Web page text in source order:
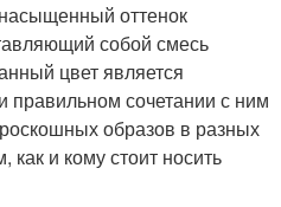
оттенок
собой смесь
цвет является
правильном сочетании с ним
образов в разных
и кому стоит носить